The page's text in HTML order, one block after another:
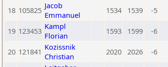
18 105825 Jacob
Emmanuel
1534 1539 -5
19 123453 Kampl
Florian
1593 1599 -6
20 121841 Kozissnik
Christian
2020 2026 -6